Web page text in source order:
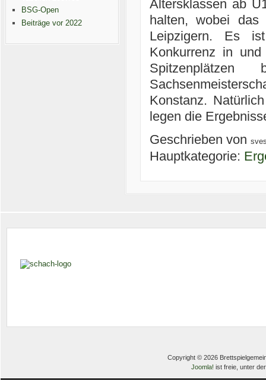
BSG-Open
Beiträge vor 2022
Altersklassen ab
halten, wobei
Leipzigern. Es
Konkurrenz in
Spitzenplätzen
Konstanz.
legen die
Geschrieben von
Hauptkategorie:
Copyright © 2026
Joomla! ist freie, unter